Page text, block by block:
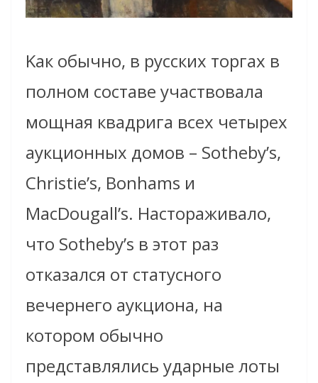
Kак обычно, в русских торгах в
полном составе участвовала
мощная квадрига всех четырех
аукционных домов – Sotheby’s,
Christie’s, Bonhams и
MacDougall’s. Настораживало,
что Sotheby’s в этот раз
отказался от статусного
вечернего аукциона, на
котором обычно
представлялись ударные лоты